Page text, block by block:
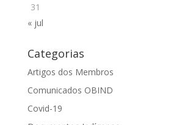
31
« jul
Categorias
Artigos dos Membros
Comunicados OBIND
Covid-19